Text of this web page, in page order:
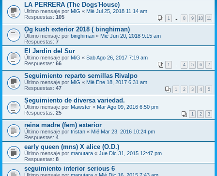
LA PERRERA (The Dogs'House)
Último mensaje por MiG « Mié Jul 25, 2018 11:14 am
Respuestas: 105 1 8 9 10 11
Og kush exterior 2018 ( binghiman)
Último mensaje por binghiman « Mié Jun 20, 2018 9:15 am
Respuestas: 7
El Jardin del Sur
Último mensaje por MiG « Sab Ago 26, 2017 7:19 am
Respuestas: 66 1 4 5 6 7
Seguimiento reparto semillas Rivalpo
Último mensaje por MiG « Mié Ene 18, 2017 6:31 am
Respuestas: 47 1 2 3 4 5
Seguimiento de diversa variedad.
Último mensaje por Mawster « Mar Ago 09, 2016 6:50 pm
Respuestas: 25 1 2 3
reina madre (fem) exterior
Último mensaje por tristan « Mié Mar 23, 2016 10:24 pm
Respuestas: 4
early queen (mns) X alice (O.D.)
Último mensaje por manutara « Jue Dic 31, 2015 12:47 pm
Respuestas: 8
seguimiento interior serious 6
Último mensaje por manutara « Mié Dic 16, 2015 7:43 am